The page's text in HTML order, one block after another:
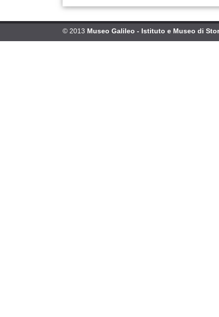
© 2013 Museo Galileo - Istituto e Museo di